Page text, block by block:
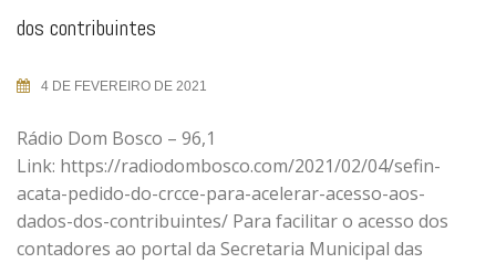
dos contribuintes
4 DE FEVEREIRO DE 2021
Rádio Dom Bosco – 96,1
Link: https://radiodombosco.com/2021/02/04/sefin-
acata-pedido-do-crcce-para-acelerar-acesso-aos-
dados-dos-contribuintes/ Para facilitar o acesso dos
contadores ao portal da Secretaria Municipal das